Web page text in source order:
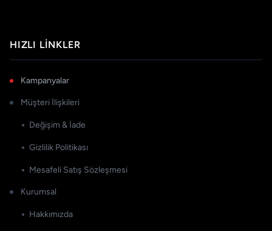
HIZLI LINKLER
Kampanyalar
Müşteri İlişkileri
Değişim & İade
Gizlilik Politikası
Mesafeli Satış Sözleşmesi
Kurumsal
Hakkımızda